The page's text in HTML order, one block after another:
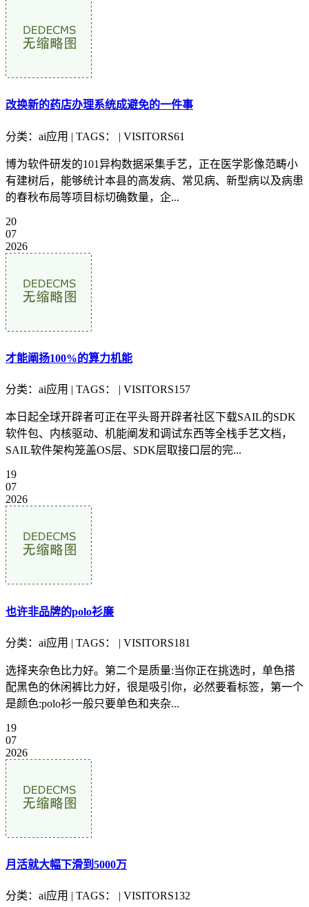
改换新的药店办理系统成避免的一件事
分类：ai应用 | TAGS： | VISITORS61
博为软件研发的101异构数据采集手艺，正在医学影像范畴小
有建树后，能够统计本县的高发病、常见病、新型病以及病患
的春秋布局等项目标切确数量，企...
20
07
2026
才能阐扬100%的算力机能
分类：ai应用 | TAGS： | VISITORS157
本日起全球开辟者可正在平头哥开辟者社区下载SAIL的SDK
软件包、内核驱动、机能阐发和调试东西等全栈手艺文档，
SAIL软件架构笼盖OS层、SDK层取接口层的完...
19
07
2026
也许非品牌的polo衫廉
分类：ai应用 | TAGS： | VISITORS181
选择夹杂色比力好。第二个是质量:当你正在挑选时，单色搭
配黑色的休闲裤比力好，很是吸引你，必然要看标签，第一个
是颜色:polo衫一般只要单色和夹杂...
19
07
2026
月活就大幅下滑到5000万
分类：ai应用 | TAGS： | VISITORS132